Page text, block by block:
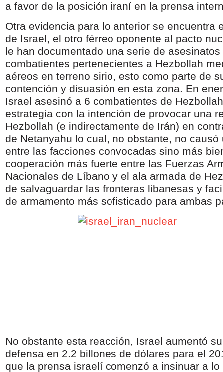
a favor de la posición iraní en la prensa
Otra evidencia para lo anterior se encuentra
de Israel, el otro férreo oponente al pacto
le han documentado una serie de
combatientes pertenecientes a Hezbollah
aéreos en terreno sirio, esto como parte de
contención y disuasión en esta zona. En
Israel asesinó a 6 combatientes de
estrategia con la intención de provocar una
Hezbollah (e indirectamente de Irán) en
de Netanyahu lo cual, no obstante, no causó
entre las facciones convocadas sino más
cooperación más fuerte entre las Fuerzas
Nacionales de Líbano y el ala armada de
de salvaguardar las fronteras libanesas y
de armamento más sofisticado para ambas
No obstante esta reacción, Israel aumentó
defensa en 2.2 billones de dólares para el
que la prensa israelí comenzó a insinuar a